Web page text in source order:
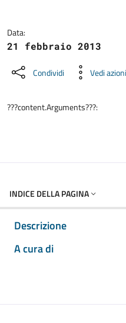
Data:
21 febbraio 2013
Condividi Vedi azioni
???content.Arguments???:
INDICE DELLA PAGINA
Descrizione
A cura di